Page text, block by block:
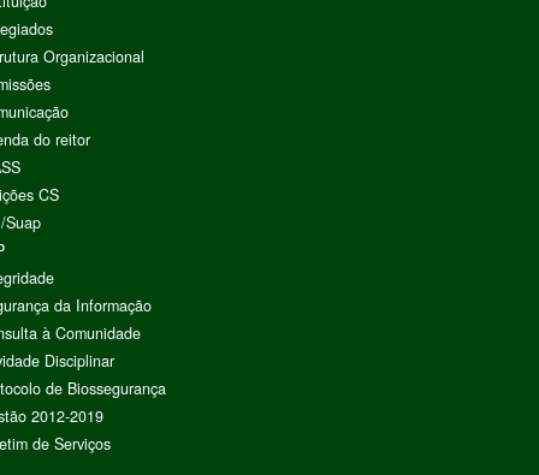
Organizacional
do reitor
CS
Suap
da Informação
à Comunidade
Disciplinar
de Biossegurança
2012-2019
de Serviços